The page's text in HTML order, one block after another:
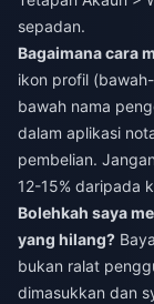
sepadan.
Bagaimana cara
ikon profil
bawah nama
dalam aplikasi
pembelian.
12-15% daripada
Bolehkah saya
yang hilang?
bukan ralat
dimasukkan dan